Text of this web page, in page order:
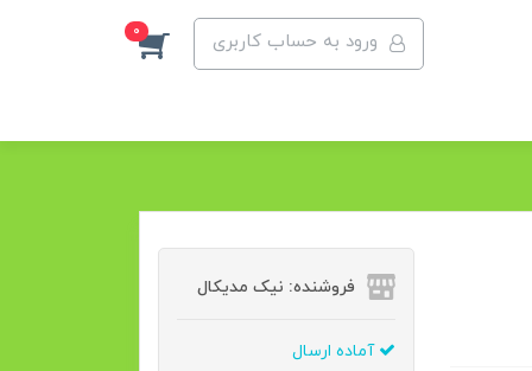
ورود به حساب کاربری 0
فروشنده: نیک مدیکال
آماده ارسال